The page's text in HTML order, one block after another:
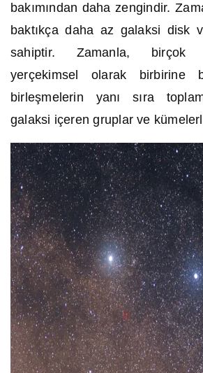
bakımından daha zengindir.
baktıkça daha az galaksi disk
sahiptir. Zamanla, birçok
yerçekimsel olarak birbirine
birleşmelerin yanı sıra
galaksi içeren gruplar ve